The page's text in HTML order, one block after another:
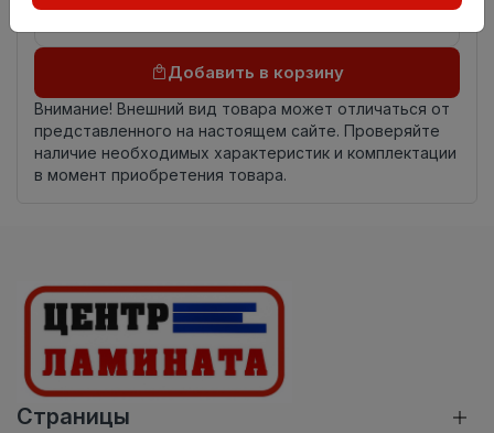
Добавить в корзину
Внимание! Внешний вид товара может отличаться от
представленного на настоящем сайте. Проверяйте
наличие необходимых характеристик и комплектации
в момент приобретения товара.
Страницы